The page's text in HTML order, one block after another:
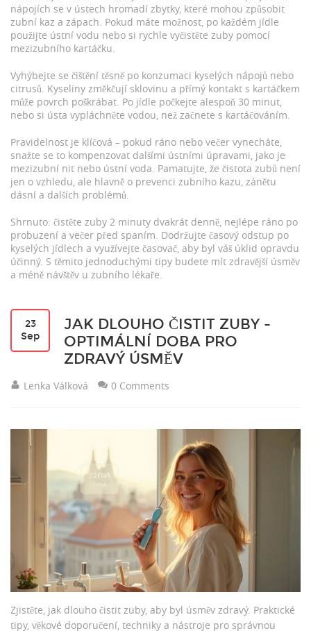
nápojích se v ústech hromadí zbytky, které mohou způsobit
zubní kaz a zápach. Pokud máte možnost, po každém jídle
použijte ústní vodu nebo si rychle vyčistěte zuby pomocí
mezizubního kartáčku.
Vyhýbejte se čištění těsně po konzumaci kyselých nápojů nebo
citrusů. Kyseliny změkčují sklovinu a přímý kontakt s kartáčkem
může povrch poškrábat. Po jídle počkejte alespoň 30 minut,
nebo si ústa vypláchněte vodou, než začnete s kartáčováním.
Pravidelnost je klíčová – pokud ráno nebo večer vynecháte,
snažte se to kompenzovat dalšími ústními úpravami, jako je
mezizubní nit nebo ústní voda. Pamatujte, že čistota zubů není
jen o vzhledu, ale hlavně o prevenci zubního kazu, zánětu
dásní a dalších problémů.
Shrnuto: čistěte zuby 2 minuty dvakrát denně, nejlépe ráno po
probuzení a večer před spaním. Dodržujte časový odstup po
kyselých jídlech a využívejte časovač, aby byl váš úklid opravdu
účinný. S těmito jednoduchými tipy budete mít zdravější úsměv
a méně návštěv u zubního lékaře.
23
Sep
JAK DLOUHO ČISTIT ZUBY -
OPTIMÁLNÍ DOBA PRO
ZDRAVÝ ÚSMĚV
Lenka Válková 0 Comments
Zjistěte, jak dlouho čistit zuby, aby byl úsměv zdravý. Praktické
tipy, věkové doporučení, techniky a nástroje pro správnou